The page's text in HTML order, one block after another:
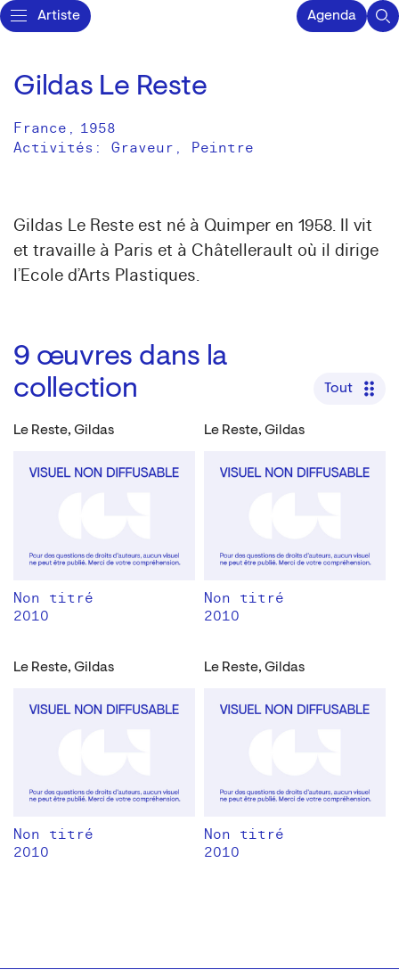
Artiste Agenda
Gildas Le Reste
France , 1958
Activités: Graveur Peintre
Gildas Le Reste est né à Quimper en 1958. Il vit
et travaille à Paris et à Châtellerault où il dirige
l’Ecole d’Arts Plastiques.
9 œuvres dans la
collection
Tout
Le Reste, Gildas
Non titré
2010
Le Reste, Gildas
Non titré
2010
Le Reste, Gildas
Non titré
2010
Le Reste, Gildas
Non titré
2010